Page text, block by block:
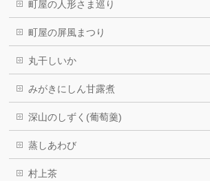
町屋の人形さま巡り
町屋の屏風まつり
丸干しいか
みがきにしん甘露煮
深山のしずく(葡萄羹)
蒸しあわび
村上茶